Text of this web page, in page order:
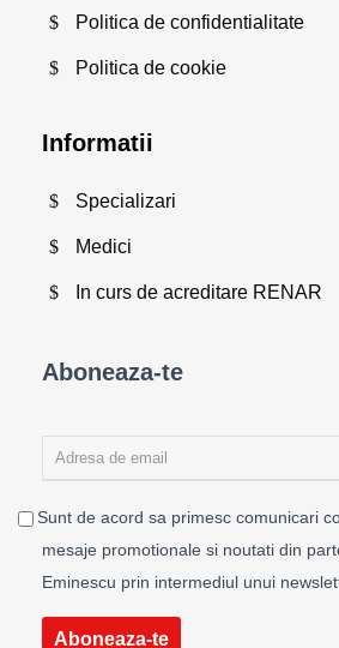
Politica de confidentialitate
Politica de cookie
Informatii
Specializari
Medici
In curs de acreditare RENAR
Aboneaza-te
Sunt de acord sa primesc comunicari
mesaje promotionale si noutati din
Eminescu prin intermediul unui
Aboneaza-te